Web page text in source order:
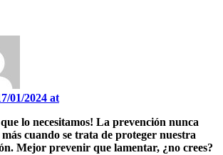
01/2024 at
lo necesitamos! La prevención nunca
más cuando se trata de proteger nuestra
Mejor prevenir que lamentar, ¿no crees?